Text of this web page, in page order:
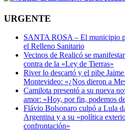
URGENTE
SANTA ROSA – El municipio
el Relleno Sanitario
Vecinos de Realicó se
contra de la «Ley de Tierras»
River lo descartó y el pibe
Montevideo: «¿Nos dieron a
Camilota presentó a su nueva
amor: «Hoy, por fin, podemos
Flávio Bolsonaro culpó a Lula
Argentina y a su «política
confrontación»